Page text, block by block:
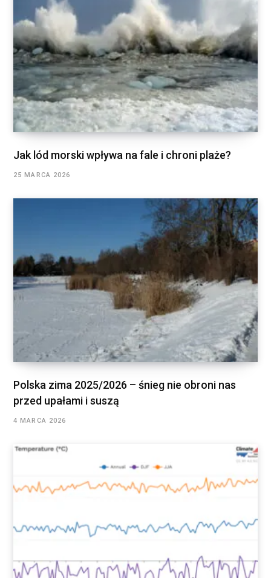
Jak lód morski wpływa na fale i chroni plaże?
25 MARCA 2026
Polska zima 2025/2026 – śnieg nie obroni nas
przed upałami i suszą
4 MARCA 2026